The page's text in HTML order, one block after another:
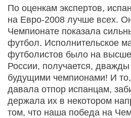
По оценкам экспертов,
на Евро-2008 лучше всех.
Чемпионате показала
футбол. Исполнительское
футболистов было на
России, получается, дважды
будущими чемпионами! И
давала отпор испанцам,
держала их в некотором
том, что наша победа на